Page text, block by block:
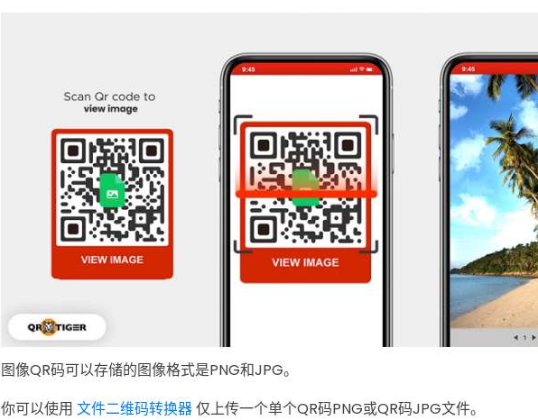
图像QR码可以存储的图像格式是PNG和JPG。
你可以使用 文件二维码转换器仅上传一个单个QR码PNG或QR码JPG文件。